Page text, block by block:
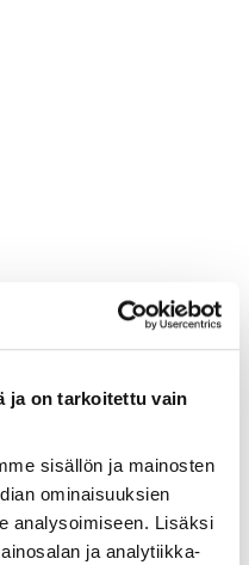
ja on tarkoitettu vain
sisällön ja mainosten
ominaisuuksien
analysoimiseen. Lisäksi
ja analytiikka-